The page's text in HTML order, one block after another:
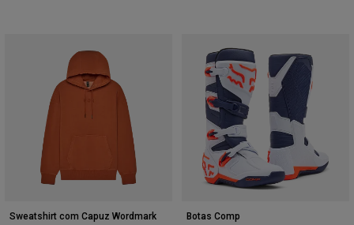
Sweatshirt com Capuz Wordmark
Botas Comp